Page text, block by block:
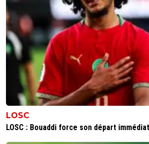
LOSC
LOSC : Bouaddi force son départ